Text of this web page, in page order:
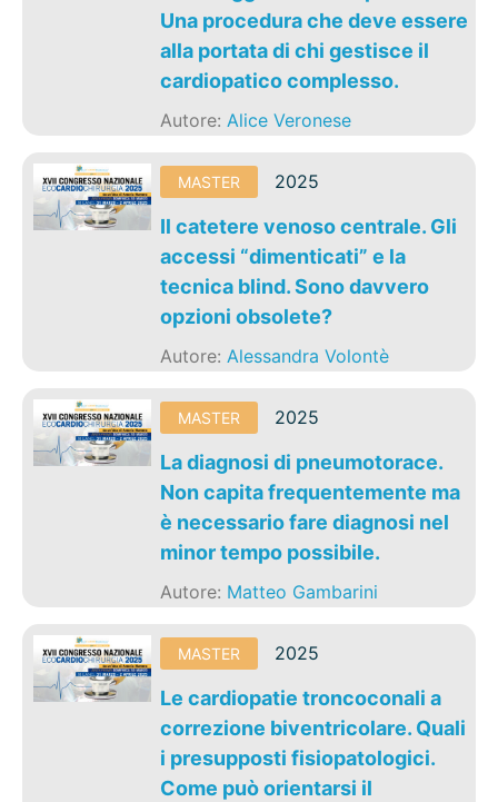
Una procedura che deve essere
alla portata di chi gestisce il
cardiopatico complesso.
Autore:Alice Veronese
MASTER 2025
Il catetere venoso centrale. Gli
accessi “dimenticati” e la
tecnica blind. Sono davvero
opzioni obsolete?
Autore:Alessandra Volontè
MASTER 2025
La diagnosi di pneumotorace.
Non capita frequentemente ma
è necessario fare diagnosi nel
minor tempo possibile.
Autore: Matteo Gambarini
MASTER 2025
Le cardiopatie troncoconali a
correzione biventricolare. Quali
i presupposti fisiopatologici.
Come può orientarsi il